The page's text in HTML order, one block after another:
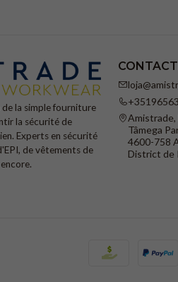
de la simple fourniture
la sécurité de
Experts en sécurité
de vêtements de
Amistrade,
Tâmega
4600-758
District de